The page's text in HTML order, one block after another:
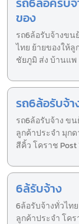
ของ
รถ6ล้อรับจ้างขน
ไทย ย้ายของให้ลู
ชัยภูมิ ส่ง บ้านแพ
รถ6ล้อรับจ้า
รถ6ล้อรับจ้าง ข
ลูกค้าประจำ มุกด
สีคิ้ว โคราช Post
6ล้รับจ้าง
6ล้อรับจ้างทั่วไท
ลูกค้าประจำ โคร